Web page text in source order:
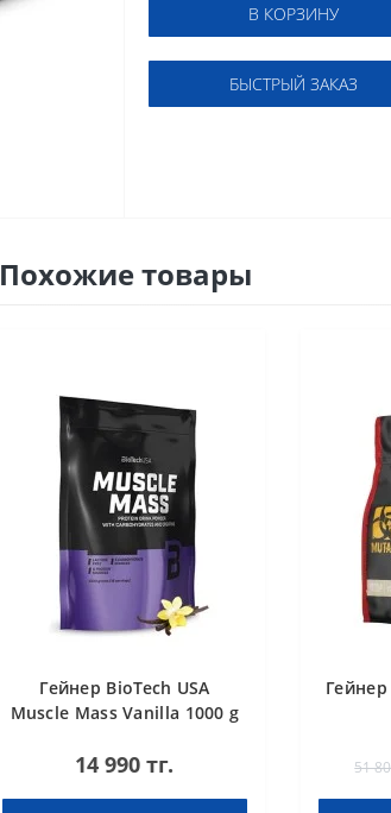
В КОРЗИНУ
БЫСТРЫЙ ЗАКАЗ
Похожие товары
Гейнер BioTech USA
Muscle Mass Vanilla 1000 g
14 990 тг. 51